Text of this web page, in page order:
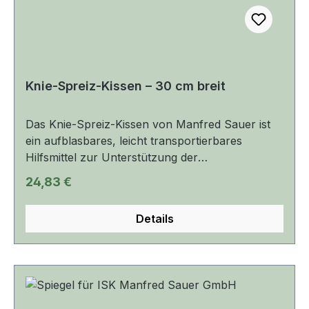
Knie-Spreiz-Kissen – 30 cm breit
Das Knie-Spreiz-Kissen von Manfred Sauer ist
ein aufblasbares, leicht transportierbares
Hilfsmittel zur Unterstützung der
intermittierenden Selbstkatheterisierung (ISK) –
speziell für Frauen. Es dient dem sicheren
Spreizen und Fixieren der Knie und kann auch
beim Duschen verwendet werden. Die
integrierten Ösen ermöglichen eine einfache
ein Spiegel mit Klettband anbringen, um die Sicht
beim Katheterisieren zu verbessern.
Regulärer Preis:
24,83 €
Details